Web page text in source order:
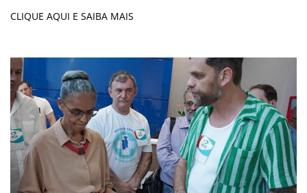
CLIQUE AQUI E SAIBA MAIS